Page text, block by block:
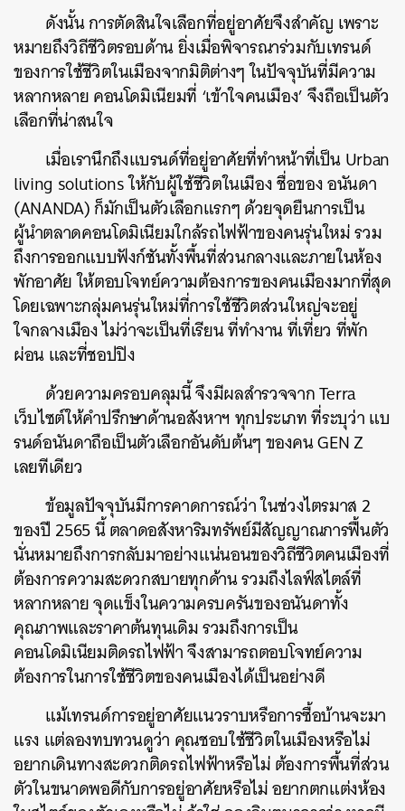
ดังนั้น การตัดสินใจเลือกที่อยู่อาศัยจึงสำคัญ เพราะ
หมายถึงวิถีชีวิตรอบด้าน ยิ่งเมื่อพิจารณาร่วมกับเทรนด์
ของการใช้ชีวิตในเมืองจากมิติต่างๆ ในปัจจุบันที่มีความ
หลากหลาย คอนโดมิเนียมที่ ‘เข้าใจคนเมือง’ จึงถือเป็นตัว
เลือกที่น่าสนใจ
เมื่อเรานึกถึงแบรนด์ที่อยู่อาศัยที่ทำหน้าที่เป็น Urban
living solutions ให้กับผู้ใช้ชีวิตในเมือง ชื่อของ อนันดา
(ANANDA) ก็มักเป็นตัวเลือกแรกๆ ด้วยจุดยืนการเป็น
ผู้นำตลาดคอนโดมิเนียมใกล้รถไฟฟ้าของคนรุ่นใหม่ รวม
ถึงการออกแบบฟังก์ชันทั้งพื้นที่ส่วนกลางและภายในห้อง
พักอาศัย ให้ตอบโจทย์ความต้องการของคนเมืองมากที่สุด
โดยเฉพาะกลุ่มคนรุ่นใหม่ที่การใช้ชีวิตส่วนใหญ่จะอยู่
ใจกลางเมือง ไม่ว่าจะเป็นที่เรียน ที่ทำงาน ที่เที่ยว ที่พัก
ผ่อน และที่ชอปปิง
ด้วยความครอบคลุมนี้ จึงมีผลสำรวจจาก Terra
เว็บไซต์ให้คำปรึกษาด้านอสังหาฯ ทุกประเภท ที่ระบุว่า แบ
รนด์อนันดาถือเป็นตัวเลือกอันดับต้นๆ ของคน GEN Z
เลยทีเดียว
ข้อมูลปัจจุบันมีการคาดการณ์ว่า ในช่วงไตรมาส 2
ของปี 2565 นี้ ตลาดอสังหาริมทรัพย์มีสัญญาณการฟื้นตัว
นั่นหมายถึงการกลับมาอย่างแน่นอนของวิถีชีวิตคนเมืองที่
ต้องการความสะดวกสบายทุกด้าน รวมถึงไลฟ์สไตล์ที่
หลากหลาย จุดแข็งในความครบครันของอนันดาทั้ง
คุณภาพและราคาต้นทุนเดิม รวมถึงการเป็น
คอนโดมิเนียมติดรถไฟฟ้า จึงสามารถตอบโจทย์ความ
ต้องการในการใช้ชีวิตของคนเมืองได้เป็นอย่างดี
แม้เทรนด์การอยู่อาศัยแนวราบหรือการซื้อบ้านจะมา
แรง แต่ลองทบทวนดูว่า คุณชอบใช้ชีวิตในเมืองหรือไม่
อยากเดินทางสะดวกติดรถไฟฟ้าหรือไม่ ต้องการพื้นที่ส่วน
ตัวในขนาดพอดีกับการอยู่อาศัยหรือไม่ อยากตกแต่งห้อง